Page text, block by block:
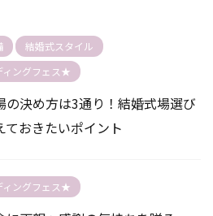
結婚式スタイル
ングフェス★
の決め方は3通り！結婚式場選び
ておきたいポイント
ングフェス★